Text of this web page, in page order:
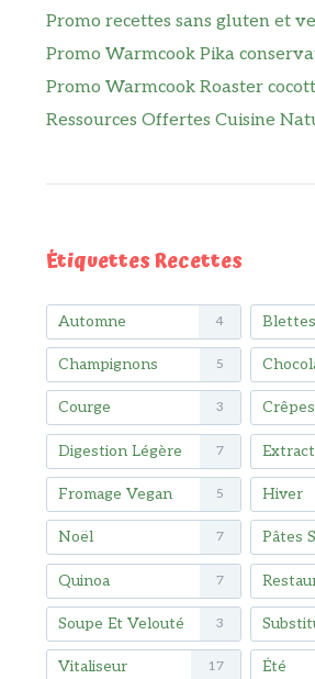
Promo recettes sans gluten et
Promo Warmcook Pika
Promo Warmcook Roaster
Ressources Offertes Cuisine
Étiquettes Recettes
Automne 4 Blettes
Champignons 5
Courge 3 Crêpes
Digestion Légère 7
Fromage Vegan 5 Hiver
Noël 7 Pâtes
Quinoa 7
Soupe Et Velouté 3
Vitaliseur 17 Été